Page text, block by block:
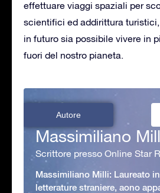
effettuare viaggi spaziali per
scientifici ed addirittura
in futuro sia possibile vivere in
fuori del nostro pianeta.
Autore
Massimiliano
Scrittore presso Online Star
Massimiliano Milli: Laureato
letterature straniere, aono